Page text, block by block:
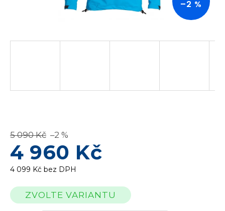
–2 %
5 090 Kč –2 %
4 960 Kč
4 099 Kč bez DPH
Měrná
cena:
ZVOLTE VARIANTU